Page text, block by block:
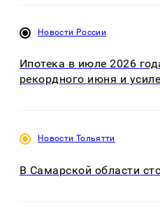
Новости России
Ипотека в июле 2026
рекордного июня и
Новости Тольятти
В Самарской области